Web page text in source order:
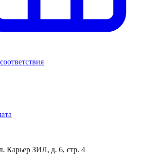
Карьер ЗИЛ, д. 6, стр. 4